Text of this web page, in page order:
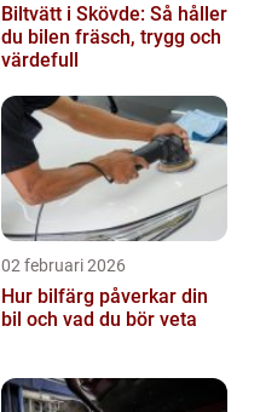
Biltvätt i Skövde: Så håller
du bilen fräsch, trygg och
värdefull
02 februari 2026
Hur bilfärg påverkar din
bil och vad du bör veta